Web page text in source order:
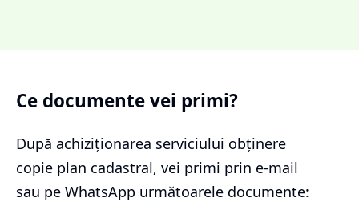
Ce documente vei primi?
După achiziționarea serviciului obținere
copie plan cadastral, vei primi prin e-mail
sau pe WhatsApp următoarele documente: